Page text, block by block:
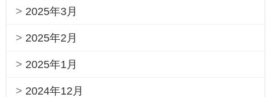
2025年3月
2025年2月
2025年1月
2024年12月